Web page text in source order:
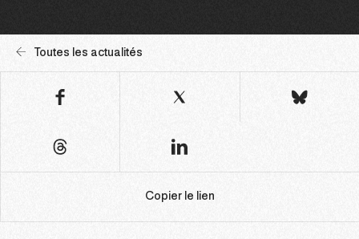
Toutes les actualités
Copier le lien